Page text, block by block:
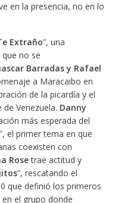
en la presencia, no en lo
Extraño”, una
no se
Barradas y Rafael
a Maracaibo en
de la picardía y el
Venezuela. Danny
más esperada del
el primer tema en que
coexisten con
Rosetrae actitud y
”, rescatando el
que definió los primeros
en el grupo donde